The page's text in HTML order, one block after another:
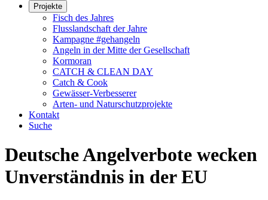
Projekte
Fisch des Jahres
Flusslandschaft der Jahre
Kampagne #gehangeln
Angeln in der Mitte der Gesellschaft
Kormoran
CATCH & CLEAN DAY
Catch & Cook
Gewässer-Verbesserer
Arten- und Naturschutzprojekte
Kontakt
Suche
Deutsche Angelverbote wecken
Unverständnis in der EU